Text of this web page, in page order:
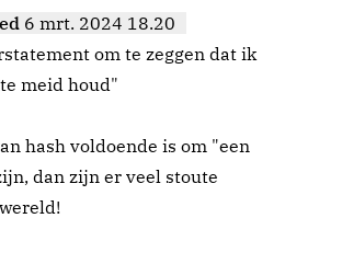
6 mrt. 2024 18.20
om te zeggen dat ik
meid houd"
hash voldoende is om "een
dan zijn er veel stoute